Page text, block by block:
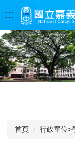
到
要
內
容
區
:::
:::
首頁 行政單位>